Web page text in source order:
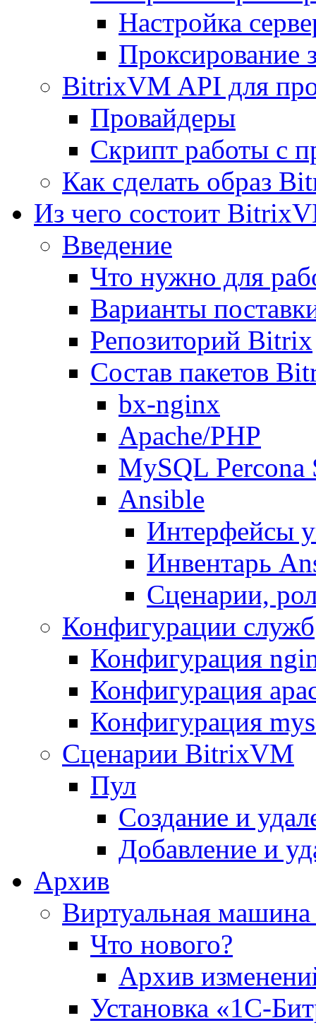
Настройка
Проксирование
BitrixVM API для
Провайдеры
Скрипт работы с
Как сделать образ
Из чего состоит
Введение
Что нужно для
Варианты
Репозиторий Bitrix
Состав пакетов
bx-nginx
Apache/PHP
MySQL Percona
Ansible
Интерфейсы
Инвентарь
Сценарии,
Конфигурации служб
Конфигурация
Конфигурация
Конфигурация
Сценарии BitrixVM
Пул
Создание и
Добавление и
Архив
Виртуальная
Что нового?
Архив
Установка «1С-